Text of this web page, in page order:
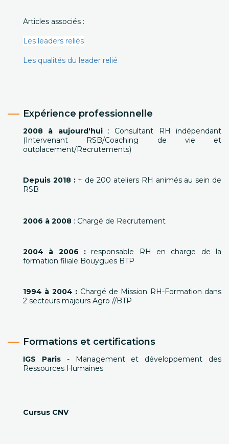
Articles associés :
Les leaders reliés
Les qualités du leader relié
Expérience professionnelle
2008 à aujourd'hui: Consultant RH indépendant
(Intervenant RSB/Coaching de vie et
outplacement/Recrutements)
Depuis 2018 : + de 200 ateliers RH animés au sein de
RSB
2006 à 2008 : Chargé de Recrutement
2004 à 2006 : responsable RH en charge de la
formation filiale Bouygues BTP
1994 à 2004 : Chargé de Mission RH-Formation dans
2 secteurs majeurs Agro //BTP
Formations et certifications
IGS Paris- Management et développement des
Ressources Humaines
Cursus CNV